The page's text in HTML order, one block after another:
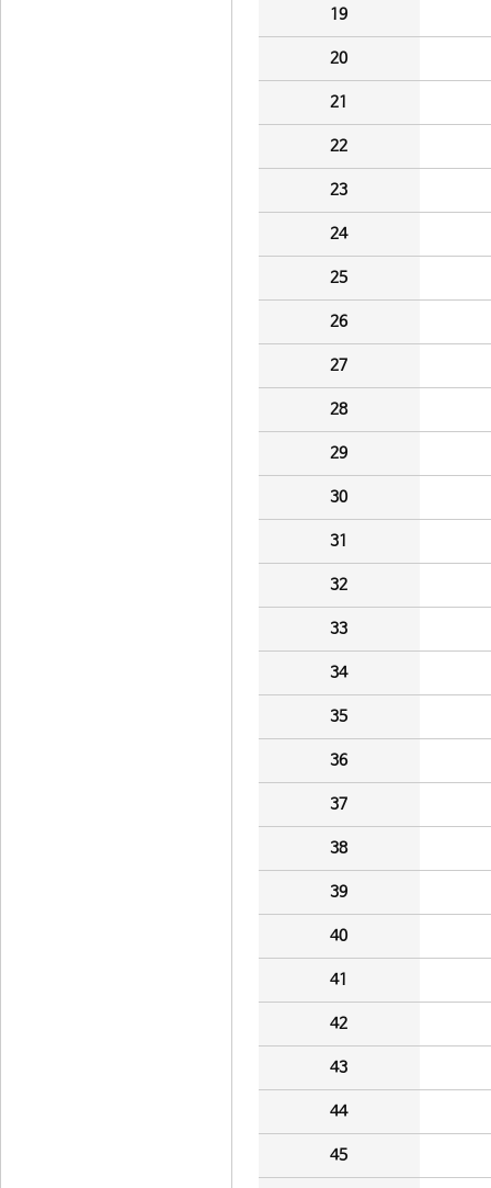
19
20
21
22
23
24
25
26
27
28
29
30
31
32
33
34
35
36
37
38
39
40
41
42
43
44
45